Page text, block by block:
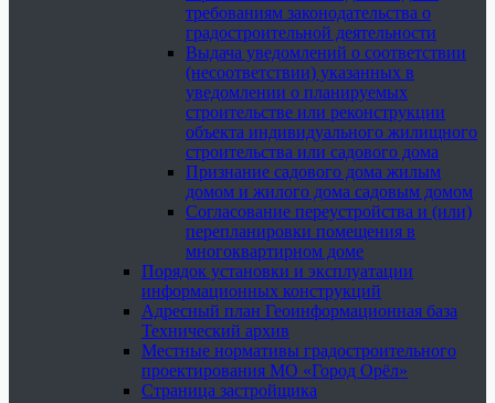
требованиям законодательства о
градостроительной деятельности
Выдача уведомлений о соответствии
(несоответствии) указанных в
уведомлении о планируемых
строительстве или реконструкции
объекта индивидуального жилищного
строительства или садового дома
Признание садового дома жилым
домом и жилого дома садовым домом
Согласование переустройства и (или)
перепланировки помещения в
многоквартирном доме
Порядок установки и эксплуатации
информационных конструкций
Адресный план Геоинформационная база
Технический архив
Местные нормативы градостроительного
проектирования МО «Город Орёл»
Страница застройщика